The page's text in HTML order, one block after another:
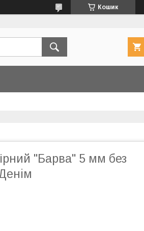
Кошик
"Барва" 5 мм без